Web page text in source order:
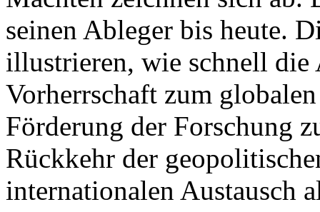
seinen Ableger bis heute.
illustrieren, wie schnell die
Vorherrschaft zum
Förderung der Forschung
Rückkehr der
internationalen Austausch